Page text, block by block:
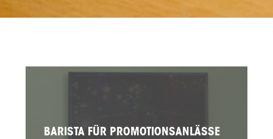
BARISTA FÜR PROMOTIONSANLÄSSE